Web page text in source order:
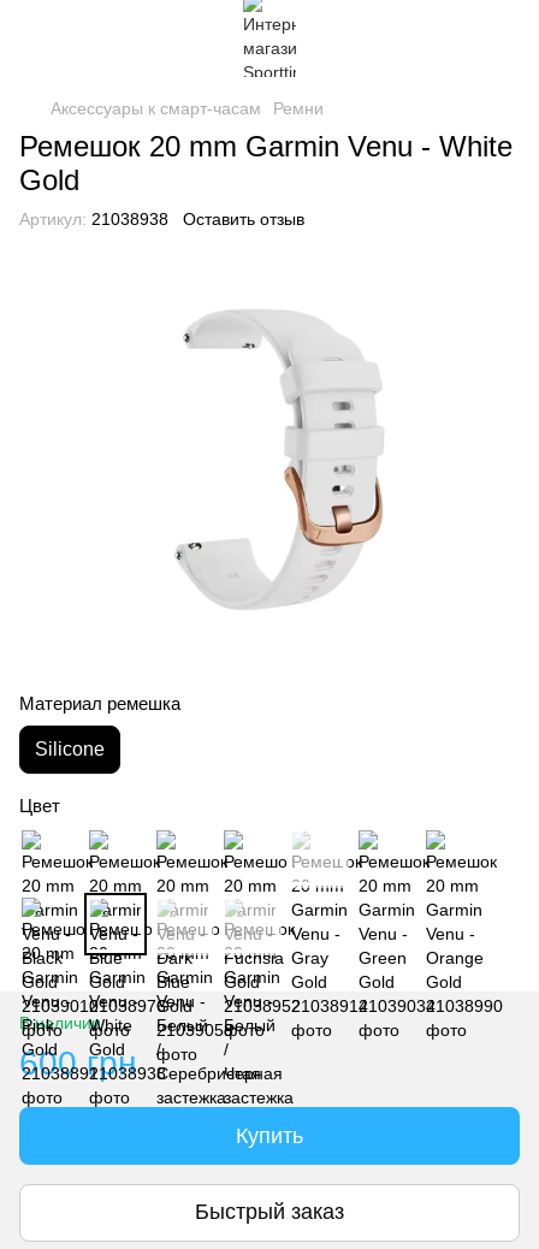
Аксессуары к смарт-часам Ремни
Ремешок 20 mm Garmin Venu - White
Gold
Артикул: 21038938 Оставить отзыв
Материал ремешка
Silicone
Цвет
В наличии
600 грн
Купить
Быстрый заказ